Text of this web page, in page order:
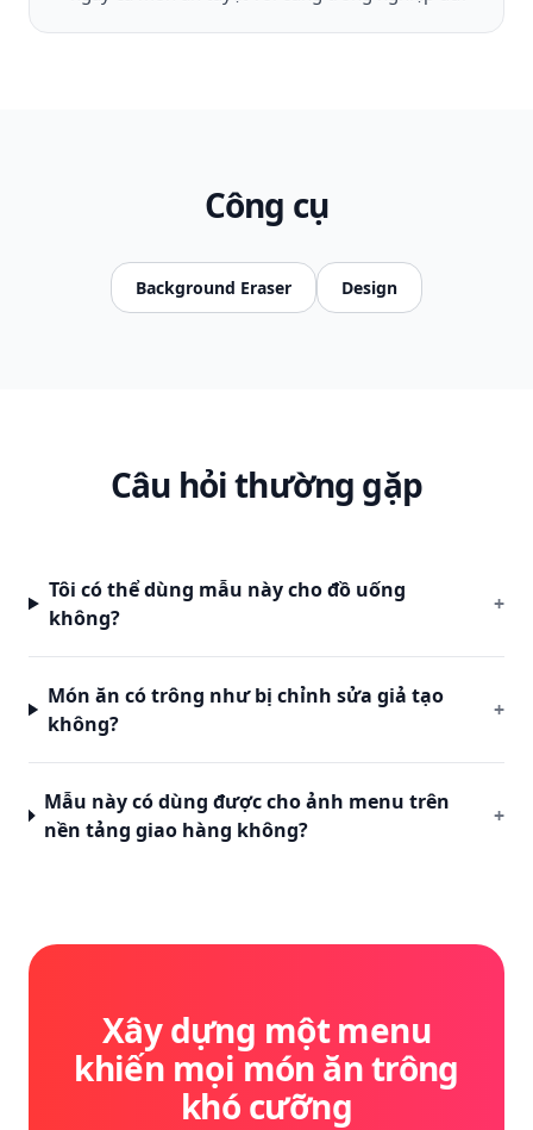
Công cụ
Background Eraser Design
Câu hỏi thường gặp
Tôi có thể dùng mẫu này cho đồ uống
không?
+
Món ăn có trông như bị chỉnh sửa giả tạo
không?
+
Mẫu này có dùng được cho ảnh menu trên
nền tảng giao hàng không?
+
Xây dựng một menu
khiến mọi món ăn trông
khó cưỡng